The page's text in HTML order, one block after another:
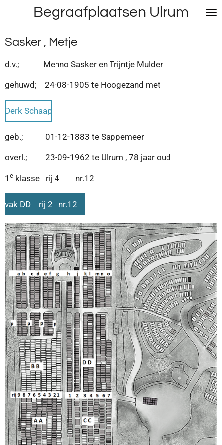
naar
de
hoofdinhoud
Begraafplaatsen Ulrum
Sasker , Metje
d.v.; Menno Sasker en Trijntje Mulder
gehuwd; 24-08-1905 te Hoogezand met
Derk Schaap
geb.; 01-12-1883 te Sappemeer
overl.; 23-09-1962 te Ulrum , 78 jaar oud
1 e klasse rij 4 nr.12
vak DD rij 2 nr.12